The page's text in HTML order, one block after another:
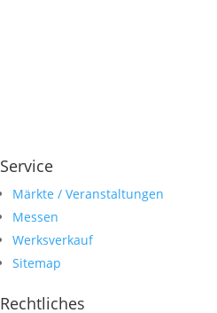
Service
Märkte / Veranstaltungen
Messen
Werksverkauf
Sitemap
Rechtliches